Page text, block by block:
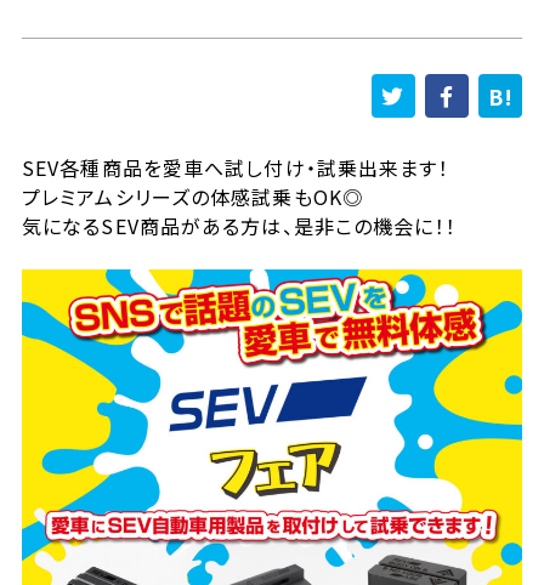
SEV各種商品を愛車へ試し付け・試乗出来ます！
プレミアムシリーズの体感試乗もOK◎
気になるSEV商品がある方は、是非この機会に！！